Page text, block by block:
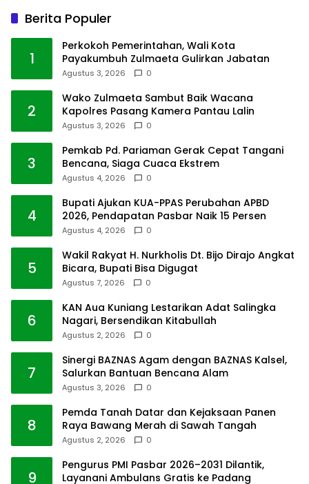
Berita Populer
1
Perkokoh Pemerintahan, Wali Kota
Payakumbuh Zulmaeta Gulirkan Jabatan
Agustus 3, 2026 0
2
Wako Zulmaeta Sambut Baik Wacana
Kapolres Pasang Kamera Pantau Lalin
Agustus 3, 2026 0
3
Pemkab Pd. Pariaman Gerak Cepat Tangani
Bencana, Siaga Cuaca Ekstrem
Agustus 4, 2026 0
4
Bupati Ajukan KUA-PPAS Perubahan APBD
2026, Pendapatan Pasbar Naik 15 Persen
Agustus 4, 2026 0
5
Wakil Rakyat H. Nurkholis Dt. Bijo Dirajo Angkat
Bicara, Bupati Bisa Digugat
Agustus 7, 2026 0
6
KAN Aua Kuniang Lestarikan Adat Salingka
Nagari, Bersendikan Kitabullah
Agustus 2, 2026 0
7
Sinergi BAZNAS Agam dengan BAZNAS Kalsel,
Salurkan Bantuan Bencana Alam
Agustus 3, 2026 0
8
Pemda Tanah Datar dan Kejaksaan Panen
Raya Bawang Merah di Sawah Tangah
Agustus 2, 2026 0
9
Pengurus PMI Pasbar 2026–2031 Dilantik,
Layanani Ambulans Gratis ke Padang